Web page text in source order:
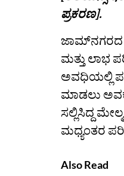
ಪ್ರಕರಣ].
ಜಾಮ್‌ನಗರದ
ಮತ್ತು ಲಾಭ
ಅವಧಿಯಲ್ಲಿ
ಮಾಡಲು
ಸಲ್ಲಿಸಿದ್ದ
ಮಧ್ಯಂತರ
Also Read